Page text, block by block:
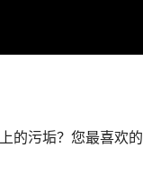
的污垢？您最喜欢的